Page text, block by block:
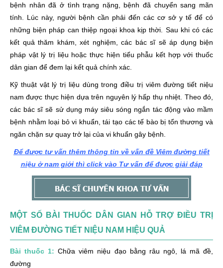
bệnh nhân đã ở tình trạng nặng, bệnh đã chuyển sang mãn
tính. Lúc này, người bệnh cần phải đến các cơ sở y tế để có
những biện pháp can thiệp ngoại khoa kịp thời. Sau khi có các
kết quả thăm khám, xét nghiệm, các bác sĩ sẽ áp dụng biện
pháp vật lý trị liệu hoặc thực hiện tiểu phẫu kết hợp với thuốc
dân gian để đem lại kết quả chính xác.
Kỹ thuật vật lý trị liệu dùng trong điều trị viêm đường tiết niệu
nam được thực hiện dựa trên nguyên lý hấp thụ nhiệt. Theo đó,
các bác sĩ sẽ sử dụng máy siêu sóng ngắn tác động vào mầm
bệnh nhằm loại bỏ vi khuẩn, tái tạo các tế bào bị tổn thương và
ngăn chặn sự quay trở lại của vi khuẩn gây bệnh.
Để được tư vấn thêm thông tin về vấn đề Viêm đường tiết
niệu ở nam giới thì click vào Tư vấn để được giải đáp
MỘT SỐ BÀI THUỐC DÂN GIAN HỖ TRỢ ĐIỀU TRỊ
VIÊM ĐƯỜNG TIẾT NIỆU NAM HIỆU QUẢ
Bài thuốc 1: Chữa viêm niệu đạo bằng râu ngô, lá mã đề,
đường